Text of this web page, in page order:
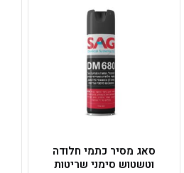
סאג מסיר כתמי חלודה
וטשטוש סימני שריטות